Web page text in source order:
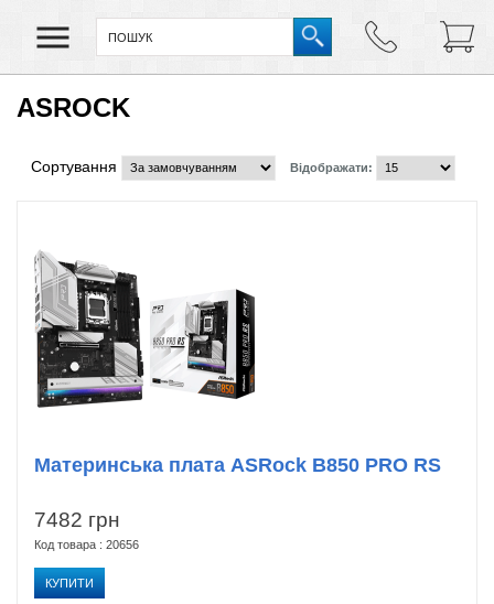
ASROCK
Сортування Відображати:
7482 грн
Код товара : 20656
КУПИТИ
Материнська плата ASRock B850 PRO RS